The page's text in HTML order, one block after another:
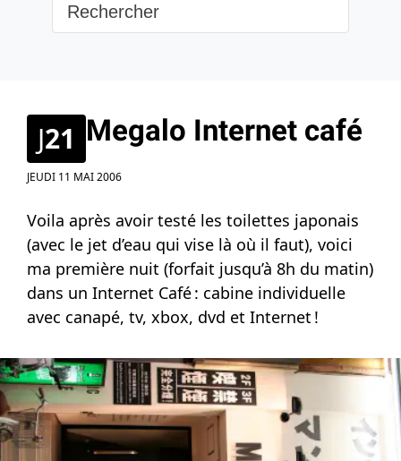
J21 Megalo Internet café
JEUDI 11 MAI 2006
Voila après avoir testé les toilettes japonais
(avec le jet d’eau qui vise là où il faut), voici
ma première nuit (forfait jusqu’à 8h du matin)
dans un Internet Café : cabine individuelle
avec canapé, tv, xbox, dvd et Internet !